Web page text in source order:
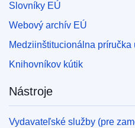
Slovníky EÚ
Webový archív EÚ
Medziinštitucionálna príručka
Knihovníkov kútik
Nástroje
Vydavateľské služby (pre